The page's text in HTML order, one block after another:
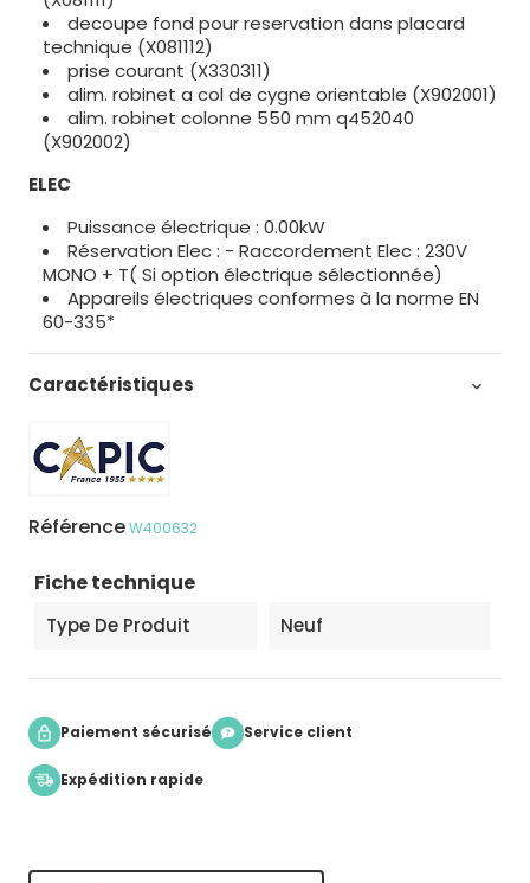
decoupe fond pour reservation dans placard
technique (X081112)
prise courant (X330311)
alim. robinet a col de cygne orientable (X902001)
alim. robinet colonne 550 mm q452040
(X902002)
ELEC
Puissance électrique : 0.00kW
Réservation Elec : - Raccordement Elec : 230V
MONO + T( Si option électrique sélectionnée)
Appareils électriques conformes à la norme EN
60-335*
Caractéristiques 
RéférenceW400632
Fiche technique
Type De Produit Neuf
Paiement sécurisé Service client
Expédition rapide